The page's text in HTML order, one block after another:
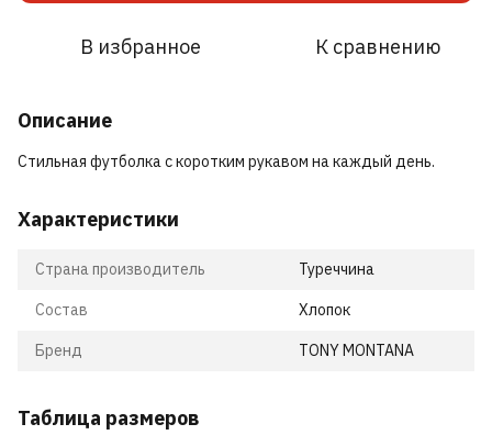
В избранное К сравнению
Описание
Стильная футболка с коротким рукавом на каждый день.
Характеристики
Страна производитель Туреччина
Состав Хлопок
Бренд TONY MONTANA
Таблица размеров